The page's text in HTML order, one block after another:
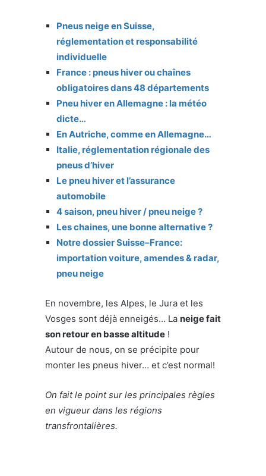
Pneus neige en Suisse,
réglementation et responsabilité
individuelle
France : pneus hiver ou chaînes
obligatoires dans 48 départements
Pneu hiver en Allemagne : la météo
dicte…
En Autriche, comme en Allemagne…
Italie, réglementation régionale des
pneus d’hiver
Le pneu hiver et l’assurance
automobile
4 saison, pneu hiver / pneu neige ?
Les chaines, une bonne alternative ?
Notre dossier Suisse–France:
importation voiture, amendes & radar,
pneu neige
En novembre, les Alpes, le Jura et les
Vosges sont déjà enneigés… La neige fait
son retour en basse altitude !
Autour de nous, on se précipite pour
monter les pneus hiver… et c’est normal!
On fait le point sur les principales règles
en vigueur dans les régions
transfrontalières.